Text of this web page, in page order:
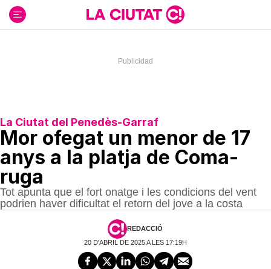
contenido
La Ciutat del Penedès-Garraf
Mor ofegat un menor de 17
anys a la platja de Coma-
ruga
Tot apunta que el fort onatge i les condicions del vent
podrien haver dificultat el retorn del jove a la costa
REDACCIÓ
20 D'ABRIL DE 2025 A LES 17:19H